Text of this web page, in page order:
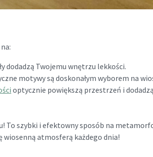
dodadzą Twojemu wnętrzu lekkości.
motywy są doskonałym wyborem na
optycznie powiększą przestrzeń i
To szybki i efektowny sposób na
wiosenną atmosferą każdego dnia!